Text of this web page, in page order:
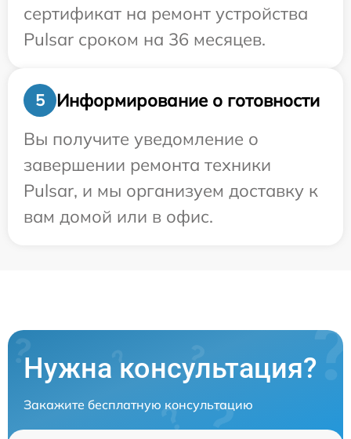
сертификат на ремонт устройства
Pulsar сроком на 36 месяцев.
5
Информирование о готовности
Вы получите уведомление о
завершении ремонта техники
Pulsar, и мы организуем доставку к
вам домой или в офис.
Нужна консультация?
Закажите бесплатную консультацию